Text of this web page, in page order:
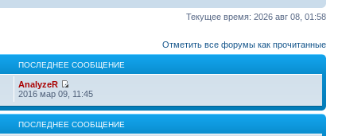
Текущее время: 2026 авг 08, 01:58
Отметить все форумы как прочитанные
ПОСЛЕДНЕЕ СООБЩЕНИЕ
AnalyzeR
2016 мар 09, 11:45
ПОСЛЕДНЕЕ СООБЩЕНИЕ